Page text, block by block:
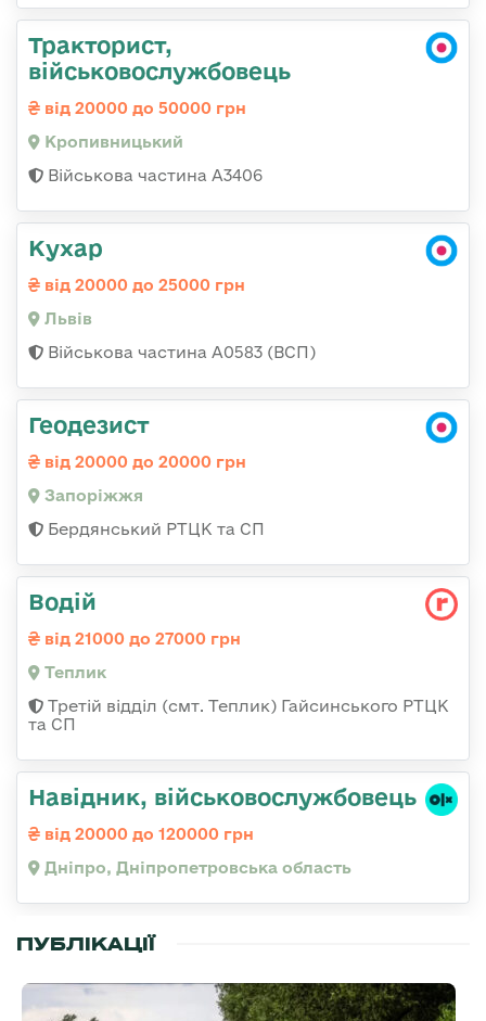
Тракторист,
військовослужбовець
від 20000 до 50000 грн
Кропивницький
Військова частина А3406
Кухар
від 20000 до 25000 грн
Львів
Військова частина А0583 (ВСП)
Геодезист
від 20000 до 20000 грн
Запоріжжя
Бердянський РТЦК та СП
Водій
від 21000 до 27000 грн
Теплик
Третій відділ (смт. Теплик) Гайсинського РТЦК
та СП
Навідник, військовослужбовець
від 20000 до 120000 грн
Дніпро, Дніпропетровська область
ПУБЛІКАЦІЇ